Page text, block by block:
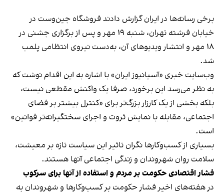
برخی رسانه‌ها در ایران گزارش دادند فروشگاه جین‌وست در
خیابان فرشته تهران، شنبه ۱۹ مهر و پس از برگزاری جشنی در
۱۸ مهر و انتشار ویدیوهای آن، به‌دست نیروی انتظامی پلمب
شد.
وب‌سایت خبری «آسیانیوز ایران» با اشاره به این اقدام نوشت که
به نظر می‌رسد این برخورد، صرفا یک واکنش مقطعی نیست،
بلکه بخشی از یک کارزار بزرگ‌تر برای «کنترل بیشتر بر فضای
اجتماعی، مقابله با نمایش ثروت و اجرای سختگیرانه‌تر قوانین»
است.
بسیاری از کسب‌وکارها نگران تاثیر این سیاست‌ تازه بر معیشت،
سلامت روان شهروندان و زندگی اجتماعی آنها هستند.
فشار اقتصادی حکومت بر مردم و استفاده از آنها برای سرکوب
در هفته‌های اخیر فشار حکومت بر کسب‌وکارها و شهروندان به